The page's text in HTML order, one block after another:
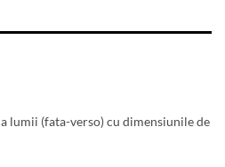
a lumii (fata-verso) cu dimensiunile de